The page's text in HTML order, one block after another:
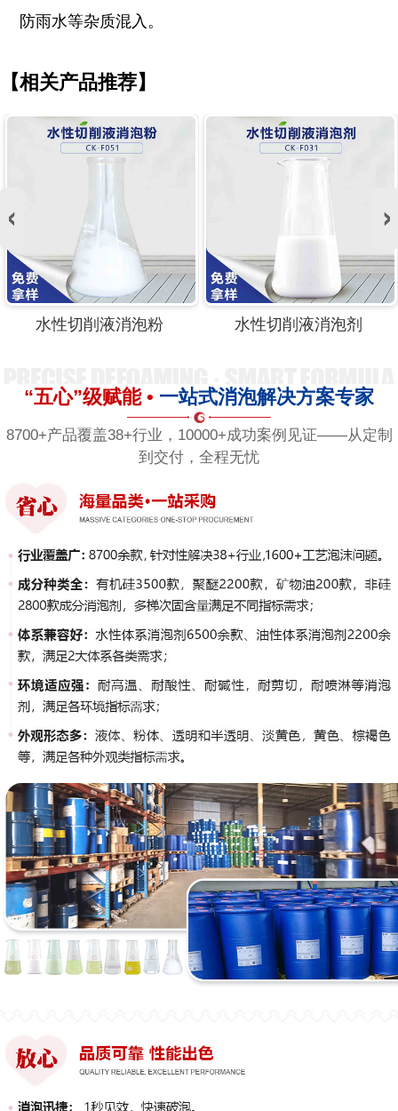
防雨水等杂质混入。
【相关产品推荐】
水性切削液消泡粉 水性切削液消泡剂
“五心”级赋能 • 一站式消泡解决方案专家
8700+产品覆盖38+行业，10000+成功案例见证——从定制
到交付，全程无忧